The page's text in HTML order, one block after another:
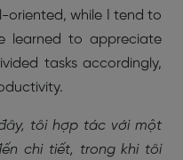
oriented, while I tend to
learned to appreciate
tasks accordingly,
tôi hợp tác với một
chi tiết, trong khi tôi